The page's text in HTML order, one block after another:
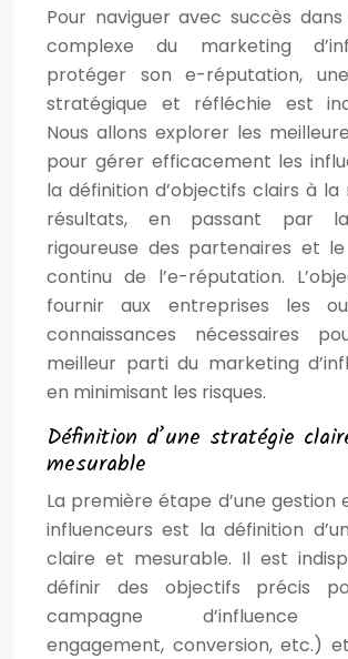
Pour naviguer avec succès
complexe du marketing
protéger son e-réputation,
stratégique et réfléchie est
Nous allons explorer les
pour gérer efficacement les
la définition d’objectifs clairs à la
résultats, en passant par
rigoureuse des partenaires et
continu de l’e-réputation.
fournir aux entreprises les
connaissances nécessaires
meilleur parti du marketing
en minimisant les risques.
Définition d’une stratégie
mesurable
La première étape d’une gestion
influenceurs est la définition
claire et mesurable. Il est
définir des objectifs précis
campagne d’influence
engagement, conversion, etc.)